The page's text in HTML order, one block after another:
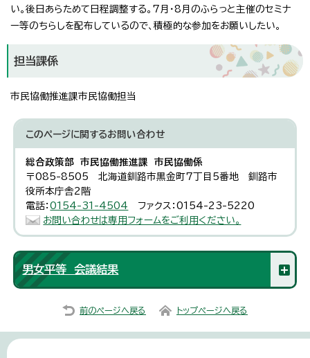
い。後日あらためて日程調整する。7月・8月のふらっと主催のセミナ
ー等のちらしを配布しているので、積極的な参加をお願いしたい。
担当課係
市民協働推進課市民協働担当
このページに関するお問い合わせ
総合政策部 市民協働推進課 市民協働係
〒085-8505 北海道釧路市黒金町7丁目5番地 釧路市
役所本庁舎2階
電話：0154-31-4504
ファクス：0154-23-5220
お問い合わせは専用フォームをご利用ください。
男女平等 会議結果
前のページへ戻る トップページへ戻る